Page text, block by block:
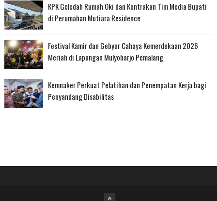
KPK Geledah Rumah Oki dan Kontrakan Tim Media Bupati
di Perumahan Mutiara Residence
Festival Kamir dan Gebyar Cahaya Kemerdekaan 2026
Meriah di Lapangan Mulyoharjo Pemalang
Kemnaker Perkuat Pelatihan dan Penempatan Kerja bagi
Penyandang Disabilitas